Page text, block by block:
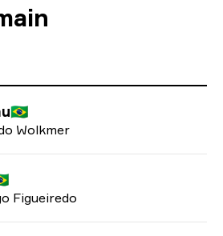
🇧🇷
Wolkmer
Figueiredo